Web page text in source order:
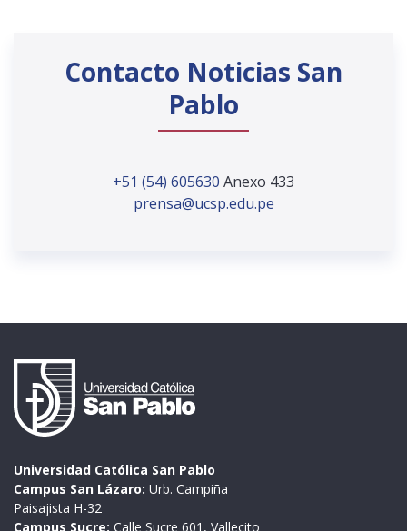
Contacto Noticias San
Pablo
+51 (54) 605630 Anexo 433
prensa@ucsp.edu.pe
Universidad Católica San Pablo
Campus San Lázaro: Urb. Campiña
Paisajista H-32
Campus Sucre: Calle Sucre 601, Vallecito